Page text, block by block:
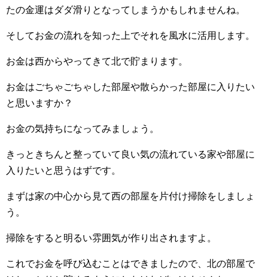
たの金運はダダ滑りとなってしまうかもしれませんね。
そしてお金の流れを知った上でそれを風水に活用します。
お金は西からやってきて北で貯まります。
お金はごちゃごちゃした部屋や散らかった部屋に入りたい
と思いますか？
お金の気持ちになってみましょう。
きっときちんと整っていて良い気の流れている家や部屋に
入りたいと思うはずです。
まずは家の中心から見て西の部屋を片付け掃除をしましょ
う。
掃除をすると明るい雰囲気が作り出されますよ。
これでお金を呼び込むことはできましたので、北の部屋で